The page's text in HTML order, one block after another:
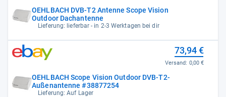
OEHLBACH DVB-T2 Antenne Scope Vision
Outdoor Dachantenne
Lieferung: lieferbar - in 2-3 Werktagen bei dir
OEHLBACH Scope Vision Outdoor DVB-T2-
Außenantenne #38877254
Lieferung: Auf Lager
73,94 €
Versand: 0,00 €